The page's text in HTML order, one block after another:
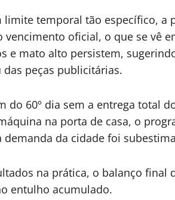
temporal tão específico,
vencimento oficial, o que se vê
e mato alto persistem,
peças publicitárias.
do 60º dia sem a entrega total
na porta de casa, o
da cidade foi
na prática, o balanço
entulho acumulado.